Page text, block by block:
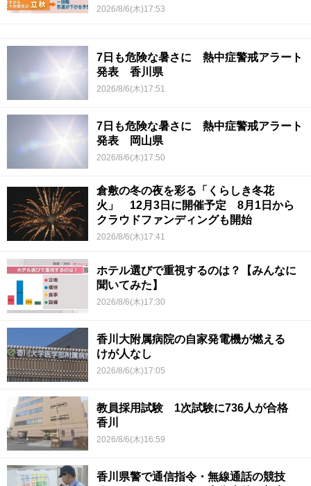
2026/8/6(木)17:53
7日も危険な暑さに 熱中症警戒アラート
発表 香川県
2026/8/6(木)17:51
7日も危険な暑さに 熱中症警戒アラート
発表 岡山県
2026/8/6(木)17:50
倉敷の冬の夜を彩る「くらしき冬花
火」 12月3日に開催予定 8月1日から
クラウドファンディングも開始
2026/8/6(木)17:41
ホテル選びで重視するのは？【みんなに
聞いてみた】
2026/8/6(木)17:30
香川大附属病院の自家発電機が燃える
けが人なし
2026/8/6(木)17:05
教員採用試験 1次試験に736人が合格
香川
2026/8/6(木)16:59
香川県警で通信指令・無線通話の競技